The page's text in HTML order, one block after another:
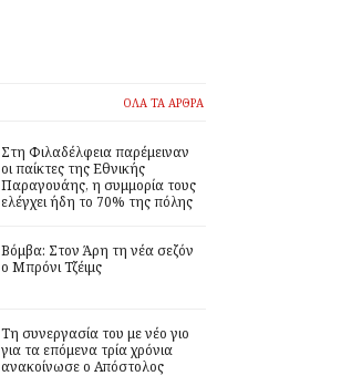
ΟΛΑ ΤΑ ΑΡΘΡΑ
Στη Φιλαδέλφεια παρέμειναν
οι παίκτες της Εθνικής
Παραγουάης, η συμμορία τους
ελέγχει ήδη το 70% της πόλης
Βόμβα: Στον Άρη τη νέα σεζόν
ο Μπρόνι Τζέιμς
Τη συνεργασία του με νέο γιο
για τα επόμενα τρία χρόνια
ανακοίνωσε ο Απόστολος